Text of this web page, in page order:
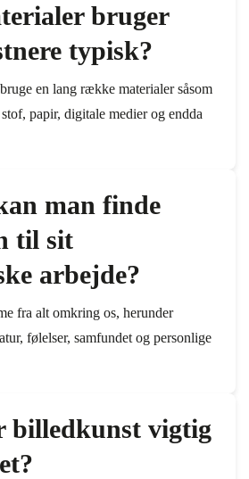
bruger
typisk?
en lang række materialer såsom
papir, digitale medier og endda
man finde
til sit
arbejde?
fra alt omkring os, herunder
følelser, samfundet og personlige
billedkunst vigtig